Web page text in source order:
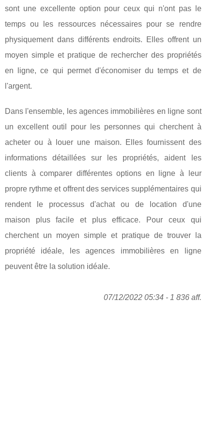
sont une excellente option pour ceux qui n'ont pas le
temps ou les ressources nécessaires pour se rendre
physiquement dans différents endroits. Elles offrent un
moyen simple et pratique de rechercher des propriétés
en ligne, ce qui permet d'économiser du temps et de
l'argent.
Dans l'ensemble, les agences immobilières en ligne sont
un excellent outil pour les personnes qui cherchent à
acheter ou à louer une maison. Elles fournissent des
informations détaillées sur les propriétés, aident les
clients à comparer différentes options en ligne à leur
propre rythme et offrent des services supplémentaires qui
rendent le processus d'achat ou de location d'une
maison plus facile et plus efficace. Pour ceux qui
cherchent un moyen simple et pratique de trouver la
propriété idéale, les agences immobilières en ligne
peuvent être la solution idéale.
07/12/2022 05:34 - 1 836 aff.